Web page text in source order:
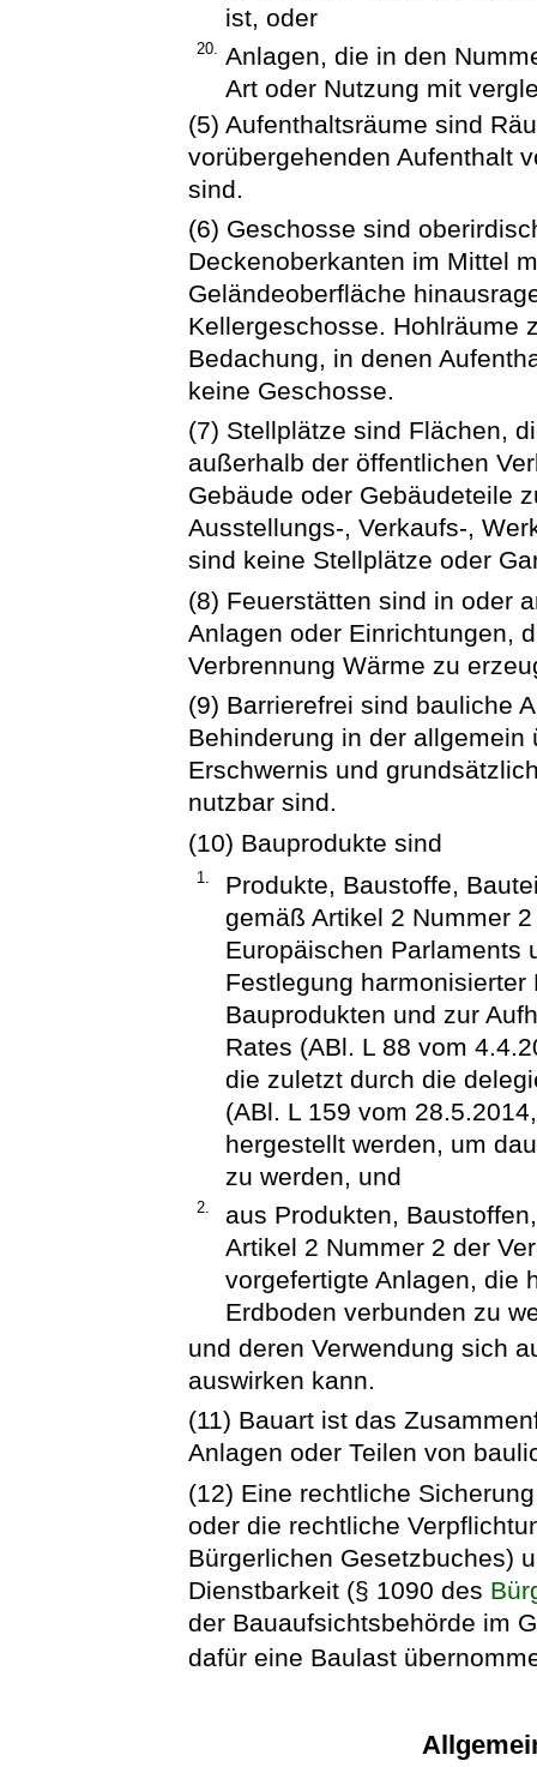
ist, oder
20.
Anlagen, die in den
Art oder Nutzung mit
(5) Aufenthaltsräume sind
vorübergehenden Aufenthalt
sind.
(6) Geschosse sind
Deckenoberkanten im Mittel
Geländeoberfläche
Kellergeschosse. Hohlräume
Bedachung, in denen
keine Geschosse.
(7) Stellplätze sind Flächen,
außerhalb der öffentlichen
Gebäude oder Gebäudeteile
Ausstellungs-, Verkaufs-,
sind keine Stellplätze oder
(8) Feuerstätten sind in oder
Anlagen oder Einrichtungen,
Verbrennung Wärme zu
(9) Barrierefrei sind bauliche
Behinderung in der
Erschwernis und
nutzbar sind.
(10) Bauprodukte sind
1.
Produkte, Baustoffe,
gemäß Artikel 2 Nummer
Europäischen Parlaments
Festlegung
Bauprodukten und zur
Rates (ABl. L 88 vom
die zuletzt durch die
(ABl. L 159 vom
hergestellt werden, um
zu werden, und
2.
aus Produkten,
Artikel 2 Nummer 2 der
vorgefertigte Anlagen, die
Erdboden verbunden zu
und deren Verwendung sich
auswirken kann.
(11) Bauart ist das
Anlagen oder Teilen von
(12) Eine rechtliche
oder die rechtliche
Bürgerlichen Gesetzbuches)
Dienstbarkeit (§ 1090 des
der Bauaufsichtsbehörde im
dafür eine Baulast